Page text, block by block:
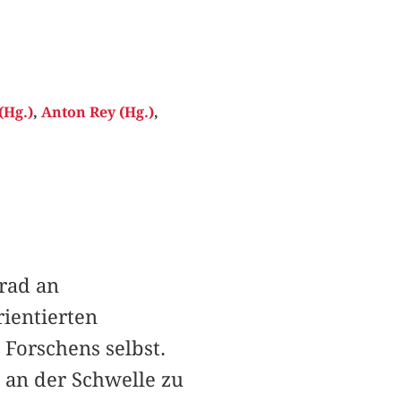
, Anton Rey (Hg.),
an
selbst.
der Schwelle zu